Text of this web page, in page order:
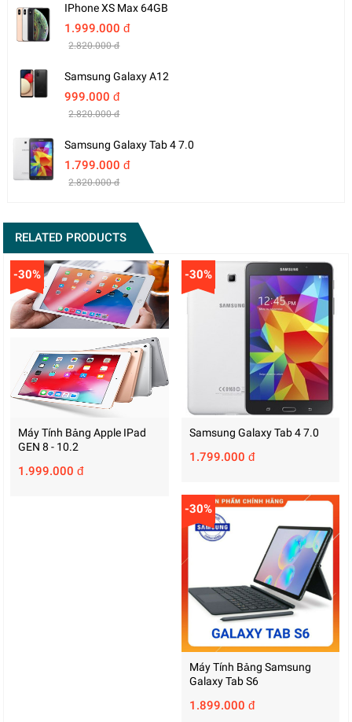
IPhone XS Max 64GB
1.999.000 đ
2.820.000 đ
Samsung Galaxy A12
999.000 đ
2.820.000 đ
Samsung Galaxy Tab 4 7.0
1.799.000 đ
2.820.000 đ
RELATED PRODUCTS
-30%
Máy Tính Bảng Apple IPad
GEN 8 - 10.2
1.999.000 đ
-30%
Samsung Galaxy Tab 4 7.0
1.799.000 đ
-30%
Máy Tính Bảng Samsung
Galaxy Tab S6
1.899.000 đ